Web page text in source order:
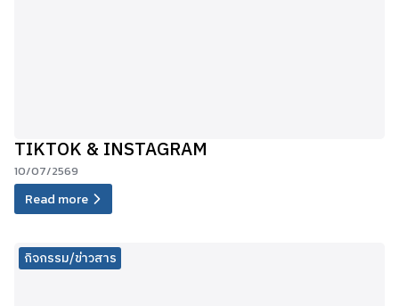
TIKTOK & INSTAGRAM
10/07/2569
Read more
กิจกรรม/ข่าวสาร